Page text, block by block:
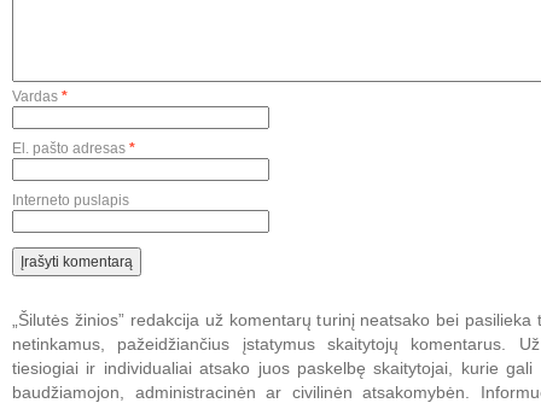
Vardas *
El. pašto adresas *
Interneto puslapis
„Šilutės žinios” redakcija už komentarų turinį neatsako bei pasilieka
netinkamus, pažeidžiančius įstatymus skaitytojų komentarus.
tiesiogiai ir individualiai atsako juos paskelbę skaitytojai, kurie gali
baudžiamojon, administracinėn ar civilinėn atsakomybėn.